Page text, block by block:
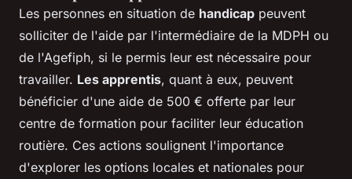
Les personnes en situation de handicap peuvent
solliciter de l'aide par l'intermédiaire de la MDPH ou
de l'Agefiph, si le permis leur est nécessaire pour
travailler. Les apprentis, quant à eux, peuvent
bénéficier d'une aide de 500 € offerte par leur
centre de formation pour faciliter leur éducation
routière. Ces actions soulignent l'importance
d'explorer les options locales et nationales pour